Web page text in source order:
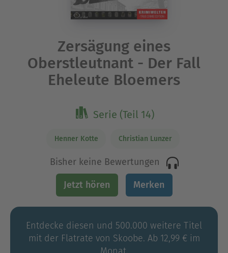
Zersägung eines
Oberstleutnant - Der Fall
Eheleute Bloemers
Serie (Teil 14)
Henner Kotte Christian Lunzer
Bisher keine Bewertungen
Jetzt hören Merken
Entdecke diesen und 500.000 weitere Titel
mit der Flatrate von Skoobe. Ab 12,99 € im